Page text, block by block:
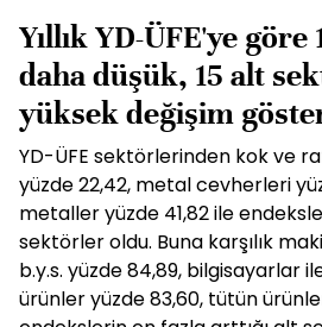
Yıllık YD-ÜFE'ye
daha düşük, 15 alt
yüksek değişim
YD-ÜFE sektörlerinden kok ve
yüzde 22,42, metal cevherleri
metaller yüzde 41,82 ile
sektörler oldu. Buna karşılık
b.y.s. yüzde 84,89, bilgisayarlar
ürünler yüzde 83,60, tütün